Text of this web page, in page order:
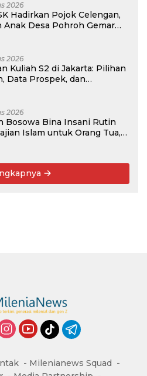
2026
Hadirkan Pojok Celengan,
Anak Desa Pohroh Gemar
2026
Kuliah S2 di Jakarta: Pilihan
Data Prospek, dan
2026
Bosowa Bina Insani Rutin
Islam untuk Orang Tua,
Milenianews Squad